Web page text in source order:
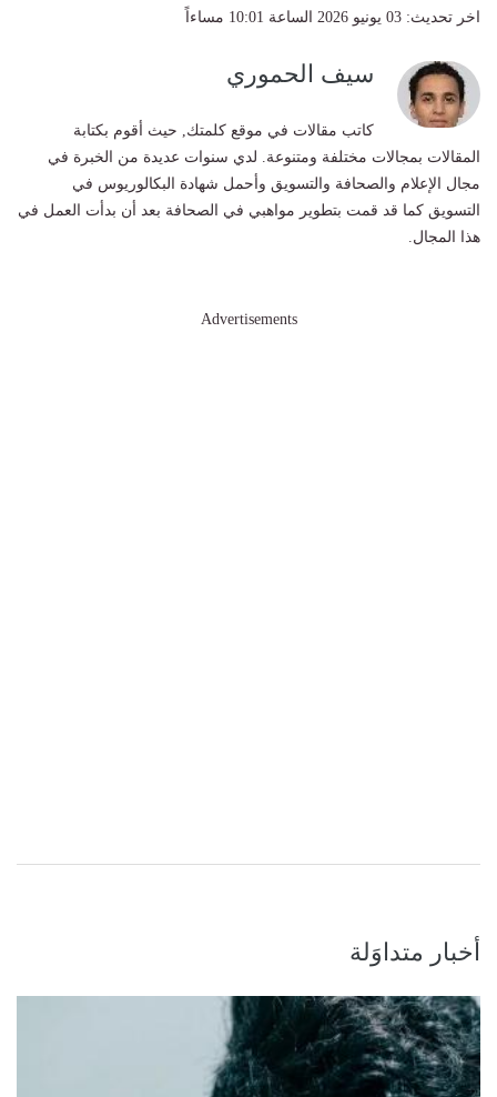
اخر تحديث: 03 يونيو 2026 الساعة 10:01 مساءاً
سيف الحموري
كاتب مقالات في موقع كلمتك, حيث أقوم بكتابة
المقالات بمجالات مختلفة ومتنوعة. لدي سنوات عديدة من الخبرة في
مجال الإعلام والصحافة والتسويق وأحمل شهادة البكالوريوس في
التسويق كما قد قمت بتطوير مواهبي في الصحافة بعد أن بدأت العمل في
هذا المجال.
Advertisements
أخبار متداوَلة